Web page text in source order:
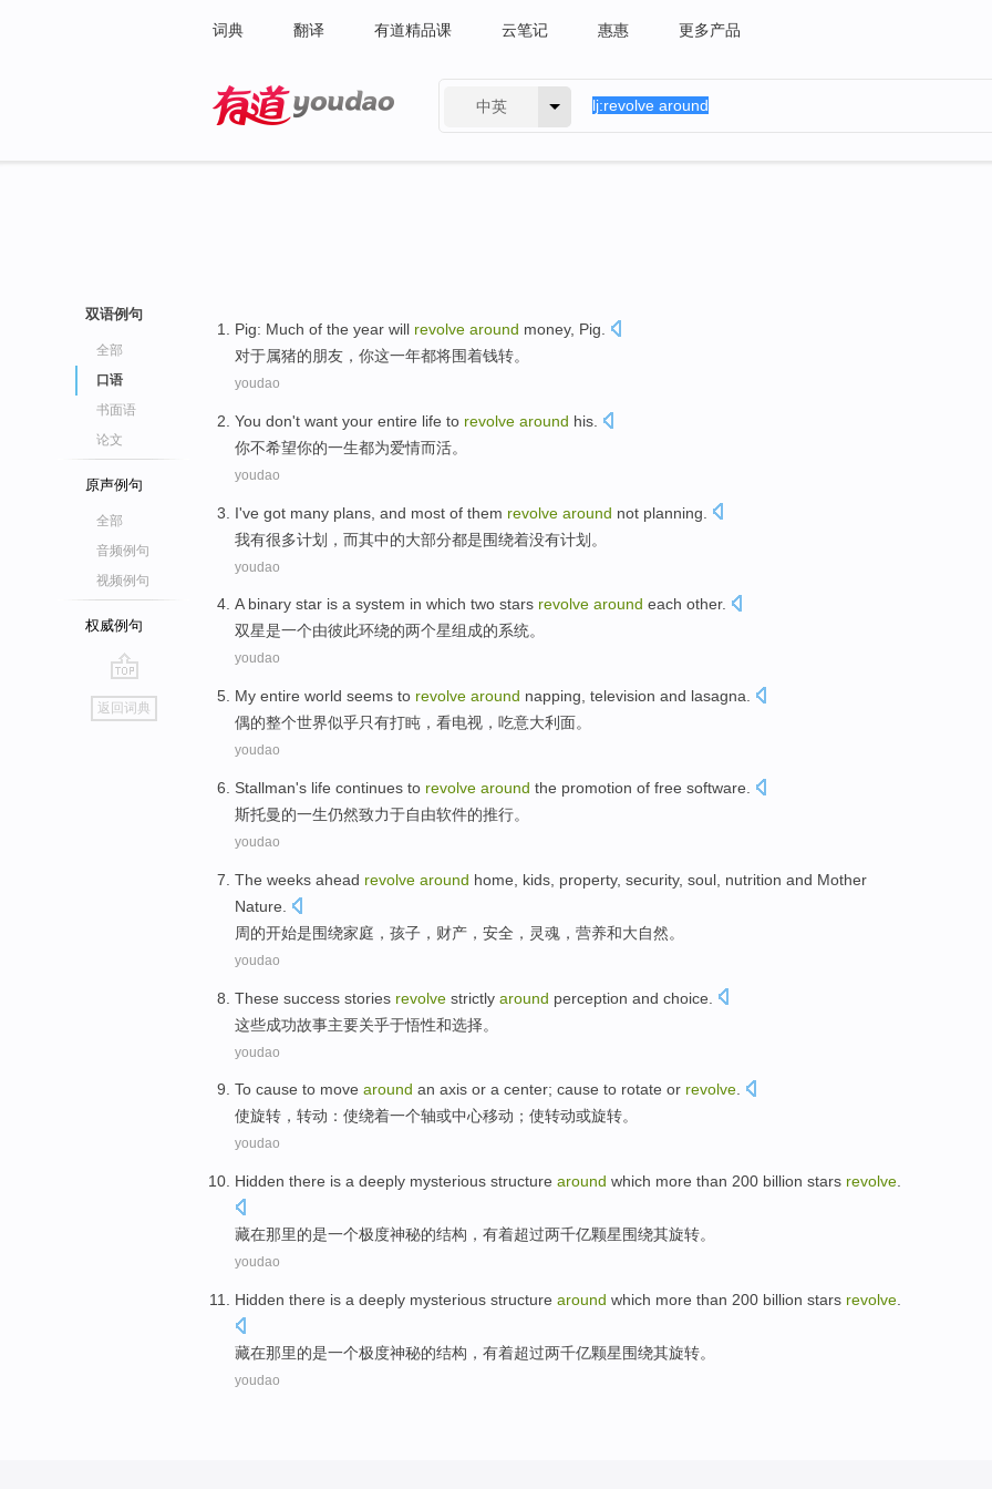
词典 翻译 有道精品课 云笔记 惠惠 更多产品
中英
双语例句
全部
口语
书面语
论文
原声例句
全部
音频例句
视频例句
权威例句
go
top
返回词典
Pig: Much of the year will revolve around money, Pig
对于属猪的朋友，你这一年都将围着钱转。
youdao
You don't want your entire life to revolve around his.
你不希望你的一生都为爱情而活。
youdao
I've got many plans and most of them revolve around not planning
我有很多计划 ， 而其中的大部分都是围绕着没有计划。
youdao
A binary star is a system in which two stars revolve around each other.
双星是一个由彼此环绕的两个星组成的系统。
youdao
My entire world seems to revolve around napping television and lasagna
偶的整个世界似乎只有打盹 ， 看电视 ， 吃意大利面。
youdao
Stallman's life continues to revolve around the promotion of free software
斯托曼的一生仍然致力于自由软件的推行。
youdao
The weeks ahead revolve around home kids property, security, soul nutrition and Mother
Nature
周的开始是围绕家庭 ， 孩子 ， 财产 ， 安全 ， 灵魂 ， 营养和大自然。
youdao
These success stories revolve strictly around perception and choice
这些成功故事主要关乎于悟性和选择。
youdao
To cause to move around an axis or a center; cause to rotate or revolve.
使旋转 ，转动：使绕着一个轴或中心移动；使转动或旋转。
youdao
Hidden there is a deeply mysterious structure around which more than 200 billion stars revolve
藏在那里的是一个极度神秘的结构 ， 有着超过两千亿颗星围绕其旋转。
youdao
Hidden there is a deeply mysterious structure around which more than 200 billion stars revolve
藏在那里的是一个极度神秘的结构 ， 有着超过两千亿颗星围绕其旋转。
youdao